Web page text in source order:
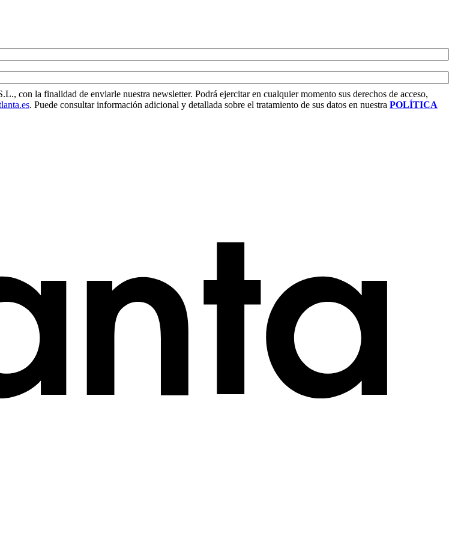
con la finalidad de enviarle nuestra newsletter. Podrá ejercitar en cualquier momento sus derechos de acceso,
. Puede consultar información adicional y detallada sobre el tratamiento de sus datos en nuestra POLÍTICA